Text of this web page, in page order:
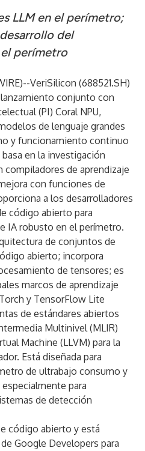
LLM en el perímetro;
del
perímetro
)--VeriSilicon (688521.SH)
conjunto con
(PI) Coral NPU,
de lenguaje grandes
y funcionamiento continuo
en la investigación
de aprendizaje
con funciones de
a los desarrolladores
código abierto para
IA robusto en el perímetro.
de conjuntos de
abierto; incorpora
de tensores; es
marcos de aprendizaje
y TensorFlow Lite
de estándares abiertos
Multinivel (MLIR)
Machine (LLVM) para la
Está diseñada para
de ultrabajo consumo y
para
de detección
código abierto y está
Google Developers para